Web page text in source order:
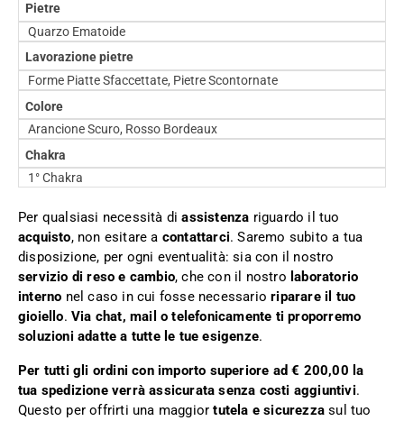
Pietre
Quarzo Ematoide
Lavorazione pietre
Forme Piatte Sfaccettate, Pietre Scontornate
Colore
Arancione Scuro, Rosso Bordeaux
Chakra
1° Chakra
Per qualsiasi necessità diassistenza riguardo il tuo
acquisto, non esitare a contattarci. Saremo subito a tua
disposizione, per ogni eventualità: sia con il nostro
servizio di reso e cambio, che con il nostro laboratorio
interno nel caso in cui fosse necessarioriparare il tuo
gioiello.Via chat, mail o telefonicamente ti proporremo
soluzioni adatte a tutte le tue esigenze.
Per tutti gli ordini con importo superiore ad € 200,00 la
tua spedizione verrà assicurata senza costi aggiuntivi.
Questo per offrirti una maggiortutela e sicurezza sul tuo